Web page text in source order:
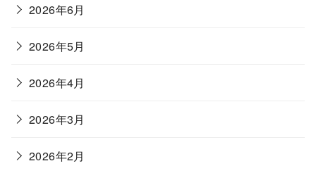
2026年6月
2026年5月
2026年4月
2026年3月
2026年2月